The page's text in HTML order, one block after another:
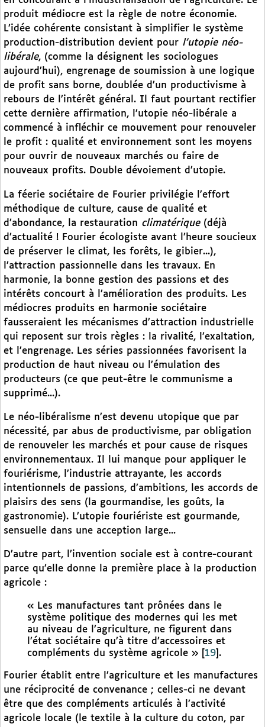
produit médiocre est la règle de notre économie.
L’idée cohérente consistant à simplifier le système
production-distribution devient pour l’utopie néo-
libérale, (comme la désignent les sociologues
aujourd’hui), engrenage de soumission à une logique
de profit sans borne, doublée d’un productivisme à
rebours de l’intérêt général. Il faut pourtant rectifier
cette dernière affirmation, l’utopie néo-libérale a
commencé à infléchir ce mouvement pour renouveler
le profit : qualité et environnement sont les moyens
pour ouvrir de nouveaux marchés ou faire de
nouveaux profits. Double dévoiement d’utopie.
La féerie sociétaire de Fourier privilégie l’effort
méthodique de culture, cause de qualité et
d’abondance, la restauration climatérique(déjà
d’actualité ! Fourier écologiste avant l’heure soucieux
de préserver le climat, les forêts, le gibier...),
l’attraction passionnelle dans les travaux. En
harmonie, la bonne gestion des passions et des
intérêts concourt à l’amélioration des produits. Les
médiocres produits en harmonie sociétaire
fausseraient les mécanismes d’attraction industrielle
qui reposent sur trois règles : la rivalité, l’exaltation,
et l’engrenage. Les séries passionnées favorisent la
production de haut niveau ou l’émulation des
producteurs (ce que peut-être le communisme a
supprimé...).
Le néo-libéralisme n’est devenu utopique que par
nécessité, par abus de productivisme, par obligation
de renouveler les marchés et pour cause de risques
environnementaux. Il lui manque pour appliquer le
fouriérisme, l’industrie attrayante, les accords
intentionnels de passions, d’ambitions, les accords de
plaisirs des sens (la gourmandise, les goûts, la
gastronomie). L’utopie fouriériste est gourmande,
sensuelle dans une acception large...
D’autre part, l’invention sociale est à contre-courant
parce qu’elle donne la première place à la production
agricole :
« Les manufactures tant prônées dans le
système politique des modernes qui les met
au niveau de l’agriculture, ne figurent dans
l’état sociétaire qu’à titre d’accessoires et
compléments du système agricole »
19 .
Fourier établit entre l’agriculture et les manufactures
une réciprocité de convenance ; celles-ci ne devant
être que des compléments articulés à l’activité
agricole locale (le textile à la culture du coton, par